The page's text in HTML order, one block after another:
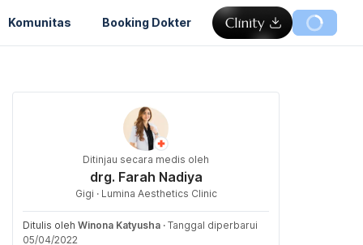
Komunitas Booking Dokter
Ditinjau secara medis oleh
drg. Farah Nadiya
Gigi · Lumina Aesthetics Clinic
Ditulis oleh Winona Katyusha · Tanggal diperbarui
05/04/2022